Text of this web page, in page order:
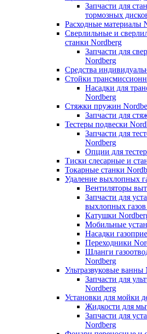
Запчасти для
тормозных
Расходные материалы
Сверлильные и
станки Nordberg
Запчасти для
Nordberg
Средства
Стойки
Насадки для
Nordberg
Стяжки пружин
Запчасти для
Тестеры подвески
Запчасти для
Nordberg
Опции для
Тиски слесарные и
Токарные станки
Удаление выхлопных
Вентиляторы
Запчасти для
выхлопных
Катушки
Мобильные
Насадки
Переходники
Шланги
Nordberg
Ультразвуковые ванны
Запчасти для
Nordberg
Установки для мойки
Жидкости для
Запчасти для
Nordberg